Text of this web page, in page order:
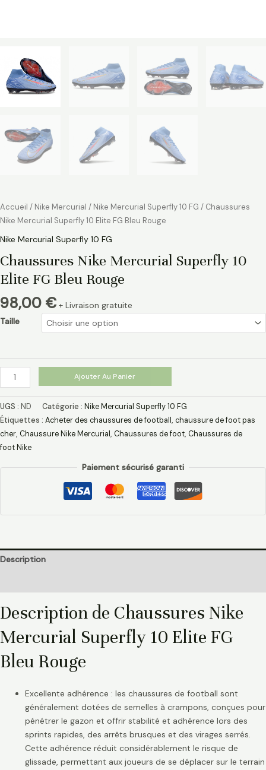
Accueil / Nike Mercurial / Nike Mercurial Superfly 10 FG / Chaussures
Nike Mercurial Superfly 10 Elite FG Bleu Rouge
Nike Mercurial Superfly 10 FG
Chaussures Nike Mercurial Superfly 10
Elite FG Bleu Rouge
98,00 € + Livraison gratuite
Taille
Ajouter Au Panier
UGS : ND Catégorie : Nike Mercurial Superfly 10 FG
Étiquettes : Acheter des chaussures de football , chaussure de foot pas
cher​, Chaussure Nike Mercurial​ , Chaussures de foot, Chaussures de
foot Nike
Paiement sécurisé garanti
Description
Description de Chaussures Nike
Mercurial Superfly 10 Elite FG
Bleu Rouge
Excellente adhérence : les chaussures de football sont
généralement dotées de semelles à crampons, conçues pour
pénétrer le gazon et offrir stabilité et adhérence lors des
sprints rapides, des arrêts brusques et des virages serrés.
Cette adhérence réduit considérablement le risque de
glissade, permettant aux joueurs de se déplacer sur le terrain